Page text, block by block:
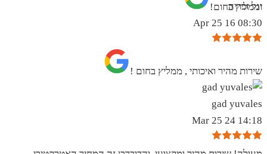
וממליץ בחום!
יגל זכריה
08:30 16 Apr 25
שירות מהיר ואיכותי , ממליץ בחום !
gad yuvales
14:18 24 Mar 25